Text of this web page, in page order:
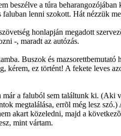
beszélve a túra
lenni szokott. Hát nézzük
honlapján megadott
-, maradt az autózás.
Buszok és
kérem, ez történt! A fekete leves
a faluból sem találtunk ki.
megtalálása, errõl még lesz
akart közeledni, majd a
mint vártam.